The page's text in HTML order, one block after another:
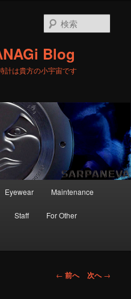
Blog
計は貴方の小宇宙です
索
Eyewear Maintenance
Staff For Other
投
← 前へ 次へ→